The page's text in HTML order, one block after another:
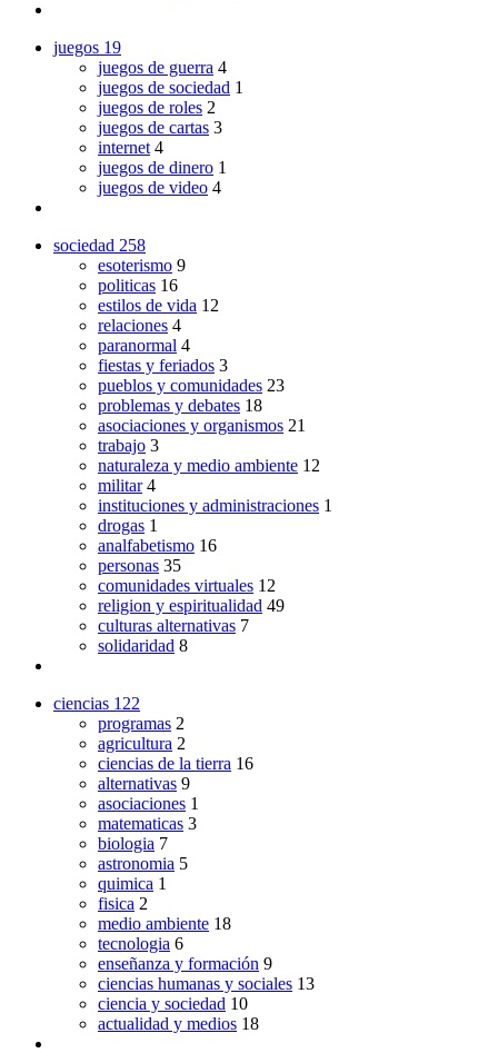
juegos 19
juegos de guerra 4
juegos de sociedad 1
juegos de roles 2
juegos de cartas 3
internet 4
juegos de dinero 1
juegos de video 4
sociedad 258
esoterismo 9
politicas 16
estilos de vida 12
relaciones 4
paranormal 4
fiestas y feriados 3
pueblos y comunidades 23
problemas y debates 18
asociaciones y organismos 21
trabajo 3
naturaleza y medio ambiente 12
militar 4
instituciones y administraciones 1
drogas 1
analfabetismo 16
personas 35
comunidades virtuales 12
religion y espiritualidad 49
culturas alternativas 7
solidaridad 8
ciencias 122
programas 2
agricultura 2
ciencias de la tierra 16
alternativas 9
asociaciones 1
matematicas 3
biologia 7
astronomia 5
quimica 1
fisica 2
medio ambiente 18
tecnologia 6
enseñanza y formación 9
ciencias humanas y sociales 13
ciencia y sociedad 10
actualidad y medios 18